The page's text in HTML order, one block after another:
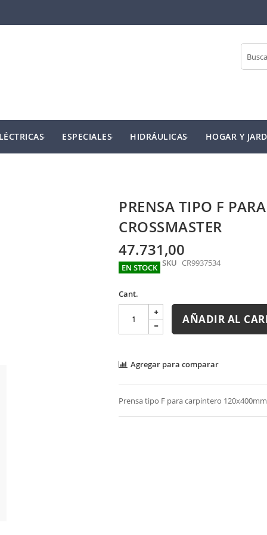
Buscar
ESPECIALES HIDRÁULICAS HOGAR Y
PRENSA TIPO F
CROSSMASTER
47.731,00
EN STOCK SKU CR9937534
Cant.
AÑADIR AL
Agregar para comparar
Prensa tipo F para carpintero 120x400mm